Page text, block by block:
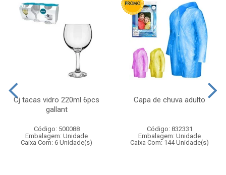
Cj tacas vidro 220ml 6pcs
gallant
Código: 500088
Embalagem: Unidade
Caixa Com: 6 Unidade(s)
Capa de chuva adulto
Código: 832331
Embalagem: Unidade
Caixa Com: 144 Unidade(s)